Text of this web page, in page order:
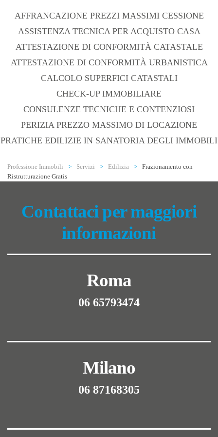
AFFRANCAZIONE PREZZI MASSIMI CESSIONE
ASSISTENZA TECNICA PER ACQUISTO CASA
ATTESTAZIONE DI CONFORMITÀ CATASTALE
ATTESTAZIONE DI CONFORMITÀ URBANISTICA
CALCOLO SUPERFICI CATASTALI
CHECK-UP IMMOBILIARE
CONSULENZE TECNICHE E CONTENZIOSI
PERIZIA PREZZO MASSIMO DI LOCAZIONE
PRATICHE EDILIZIE IN SANATORIA DEGLI IMMOBILI
Professione Immobili Servizi Edilizia
Frazionamento con
Ristrutturazione Gratis
Contattaci per maggiori
informazioni
Roma
06 65793474
Milano
06 87168305